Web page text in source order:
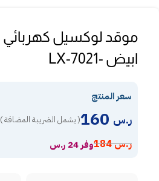
ابيض -LX-7021
سعر المنتج
ر.س ( يشمل الضريبة المضافة )
ر.س184 وفر 24 ر.س